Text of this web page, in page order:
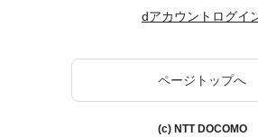
dアカウントログイ
ページトップへ
(c) NTT DOCOMO